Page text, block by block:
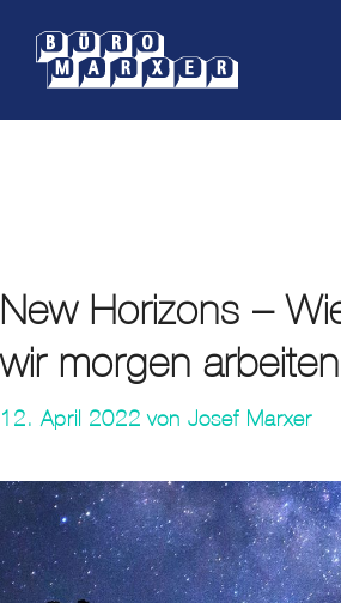
New Horizons –
wir morgen
12. April 2022 von Josef Marxer